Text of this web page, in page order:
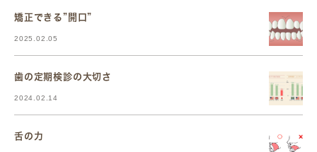
矯正できる”開口”
2025.02.05
歯の定期検診の大切さ
2024.02.14
舌の力